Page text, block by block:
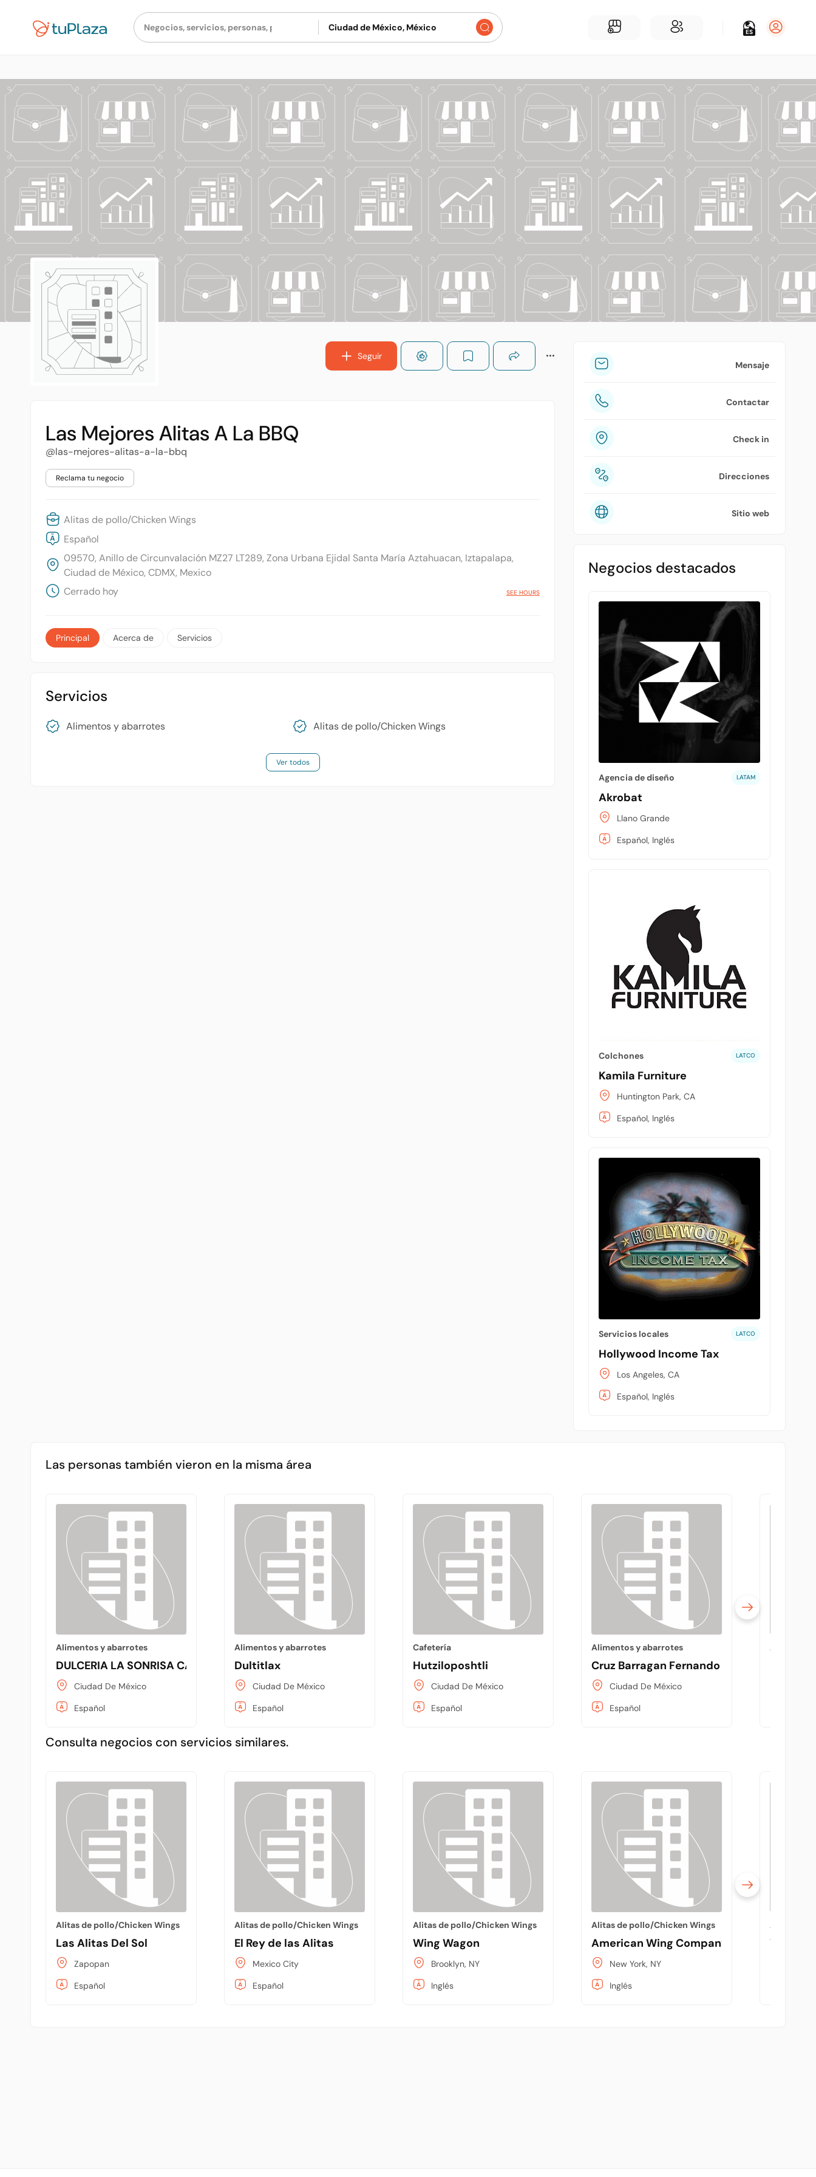
ES
Seguir
Las Mejores Alitas A La BBQ
@las-mejores-alitas-a-la-bbq
Reclama tu negocio
Alitas de pollo/Chicken Wings
Español
09570, Anillo de Circunvalación MZ27 LT289, Zona Urbana Ejidal Santa María Aztahuacan, Iztapalapa,
Ciudad de México, CDMX, Mexico
Cerrado hoy
SEE HOURS
Principal Acerca de Servicios
Servicios
Alimentos y abarrotes Alitas de pollo/​Chicken Wings
Ver todos
Mensaje
Contactar
Check in
Direcciones
Sitio web
Negocios destacados
Agencia de diseño LATAM
Akrobat
Llano Grande
Español, Inglés
Colchones LATCO
Kamila Furniture
Huntington Park, CA
Español, Inglés
Servicios locales LATCO
Hollywood Income Tax
Los Angeles, CA
Español, Inglés
Las personas también vieron en la misma área
Alimentos y abarrotes
DULCERIA LA SONRISA CANDY
Ciudad De México
Español
Alimentos y abarrotes
Dultitlax
Ciudad De México
Español
Cafetería
Hutziloposhtli
Ciudad De México
Español
Alimentos y abarrotes
Cruz Barragan Fernando
Ciudad De México
Español
Alimentos
Consulta negocios con servicios similares.
Alitas de pollo/Chicken Wings
Las Alitas Del Sol
Zapopan
Español
Alitas de pollo/Chicken Wings
El Rey de las Alitas
Mexico City
Español
Alitas de pollo/Chicken Wings
Wing Wagon
Brooklyn, NY
Inglés
Alitas de pollo/Chicken Wings
American Wing Company
New York, NY
Inglés
Alitas de
Wings
Para Negocios
Añadir un negocio
Encuentre empresas cerca de ti
Comunidad
Encuentra personas cerca de ti
tuPlaza
Acerca de nosotros